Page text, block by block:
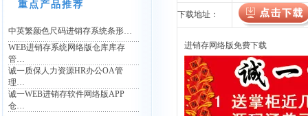
重点产品推荐
中英繁颜色尺码进销存系统条形…
WEB进销存系统网络版仓库库存
管…
诚一质保人力资源HR办公OA管
理…
诚一WEB进销存软件网络版APP
仓…
下载地址：
进销存网络版免费下载